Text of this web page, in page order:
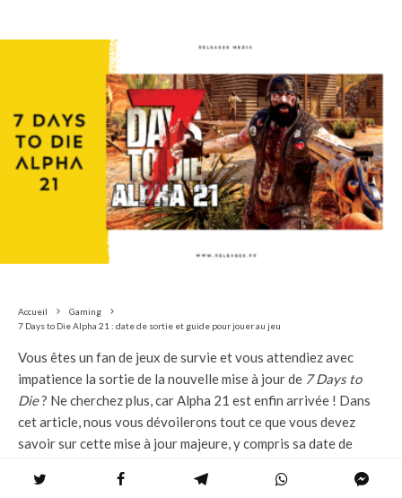
Accueil
Gaming
7 Days to Die Alpha 21 : date de sortie et guide pour jouer au jeu
Vous êtes un fan de jeux de survie et vous attendiez avec
impatience la sortie de la nouvelle mise à jour de 7 Days to
Die? Ne cherchez plus, car Alpha 21 est enfin arrivée ! Dans
cet article, nous vous dévoilerons tout ce que vous devez
savoir sur cette mise à jour majeure, y compris sa date de